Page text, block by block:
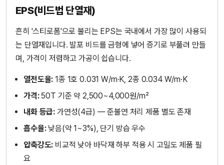
EPS(비드법 단열재)
흔히 '스티로폼'으로 불리는 EPS는 국내에서 가장 많이 사용되
는 단열재입니다. 발포 비드를 금형에 넣어 증기로 부풀려 만들
며, 가격이 저렴하고 가공이 쉽습니다.
열전도율: 1종 1호 0.031 W/m·K, 2종 0.034 W/m·K
가격:50T 기준 약 2,500~4,000원/m²
내화 등급: 가연성(4급) — 준불연 처리 제품 별도 존재
흡수율:낮음(약 1~3%), 단기 방습 우수
압축강도: 비교적 낮아 바닥재 하부 적용 시 고밀도 제품 필
요